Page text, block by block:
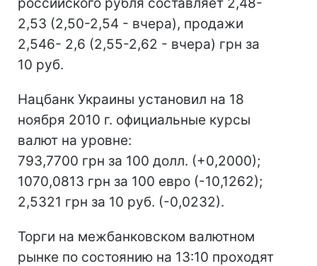
2,53 (2,50-2,54 - вчера), продажи
2,546- 2,6 (2,55-2,62 - вчера) грн за
10 руб.
Нацбанк Украины установил на 18
ноября 2010 г. официальные курсы
валют на уровне:
793,7700 грн за 100 долл. (+0,2000);
1070,0813 грн за 100 евро (-10,1262);
2,5321 грн за 10 руб. (-0,0232).
Торги на межбанковском валютном
рынке по состоянию на 13:10 проходят